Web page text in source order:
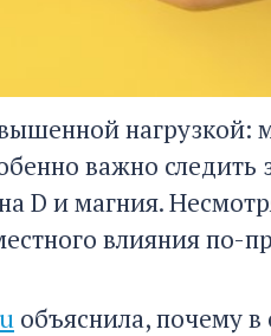
нагрузкой:
важно
D и магния.
влияния по-
объяснила, почему